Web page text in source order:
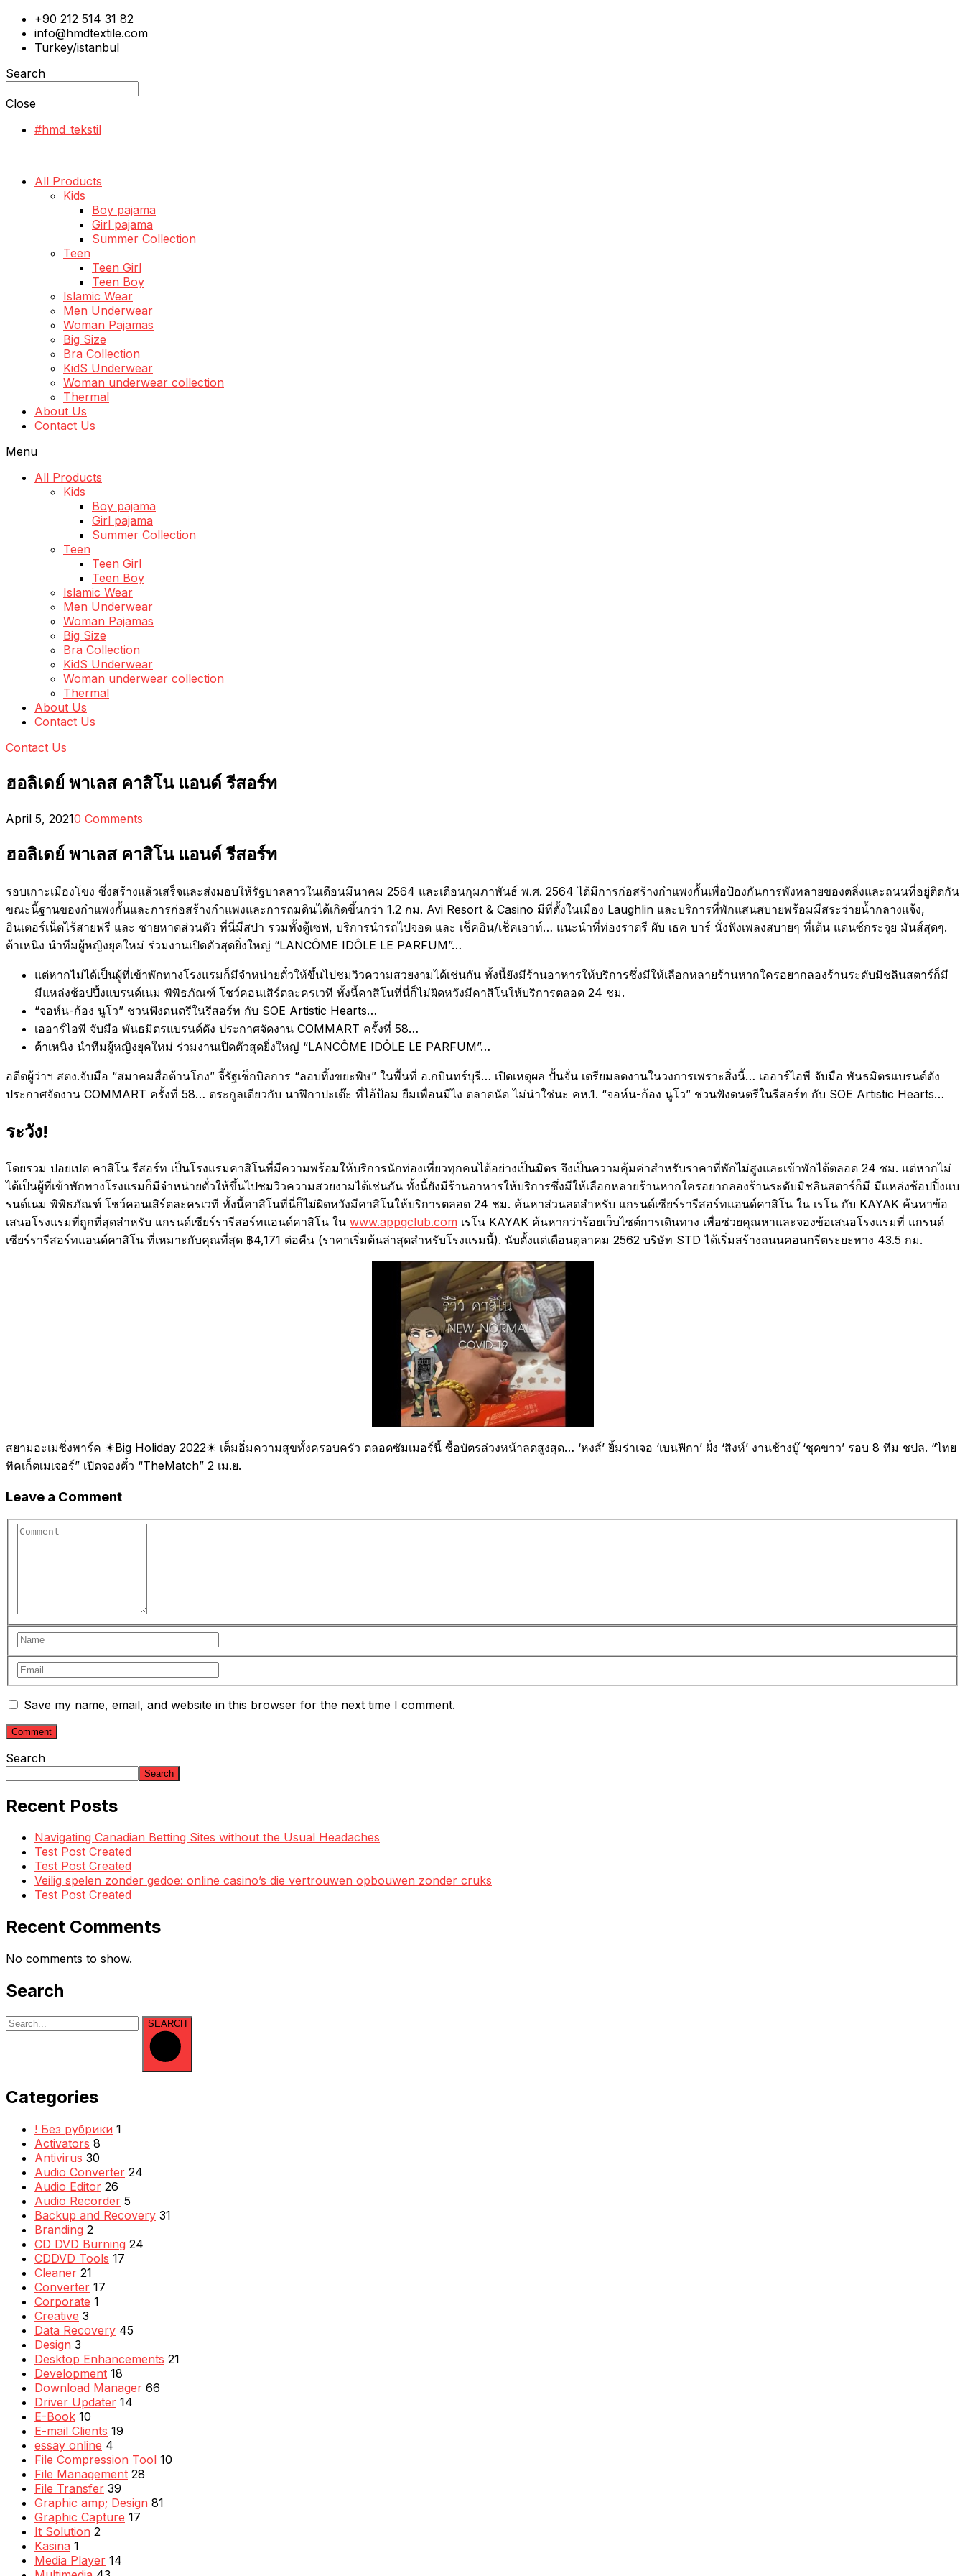
+90 212 514 31 82
info@hmdtextile.com
Turkey/istanbul
Search
Close
#hmd_tekstil
All Products
Kids
Boy pajama
Girl pajama
Summer Collection
Teen
Teen Girl
Teen Boy
Islamic Wear
Men Underwear
Woman Pajamas
Big Size
Bra Collection
KidS Underwear
Woman underwear collection
Thermal
About Us
Contact Us
Menu
All Products
Kids
Boy pajama
Girl pajama
Summer Collection
Teen
Teen Girl
Teen Boy
Islamic Wear
Men Underwear
Woman Pajamas
Big Size
Bra Collection
KidS Underwear
Woman underwear collection
Thermal
About Us
Contact Us
Contact Us
ฮอลิเดย์ พาเลส คาสิโน แอนด์ รีสอร์ท
April 5, 20210 Comments
ฮอลิเดย์ พาเลส คาสิโน แอนด์ รีสอร์ท
รอบเกาะเมืองโขง ซึ่งสร้างแล้วเสร็จและส่งมอบให้รัฐบาลลาวในเดือนมีนาคม 2564 และเดือนกุมภาพันธ์ พ.ศ. 2564 ได้มีการก่อสร้างกำแพงกั้นเพื่อป้องกันการพังทลายของตลิ่งและถนนที่อยู่ติดกัน
ขณะนี้ฐานของกำแพงกั้นและการก่อสร้างกำแพงและการถมดินได้เกิดขึ้นกว่า 1.2 กม. Avi Resort & Casino มีที่ตั้งในเมือง Laughlin และบริการที่พักแสนสบายพร้อมมีสระว่ายน้ำกลางแจ้ง,
อินเตอร์เน็ตไร้สายฟรี และ ชายหาดส่วนตัว ที่นี่มีสปา รวมทั้งตู้เซฟ, บริการนำรถไปจอด และ เช็คอิน/เช็คเอาท์… แนะนำที่ท่องราตรี ผับ เธค บาร์ นั่งฟังเพลงสบายๆ ที่เต้น แดนซ์กระจุย มันส์สุดๆ.
ต้าเหนิง นำทีมผู้หญิงยุคใหม่ ร่วมงานเปิดตัวสุดยิ่งใหญ่ “LANCÔME IDÔLE LE PARFUM”…
แต่หากไม่ได้เป็นผู้ที่เข้าพักทางโรงแรมก็มีจำหน่ายตั๋วให้ขึ้นไปชมวิวความสวยงามได้เช่นกัน ทั้งนี้ยังมีร้านอาหารให้บริการซึ่งมีให้เลือกหลายร้านหากใครอยากลองร้านระดับมิชลินสตาร์ก็มี
มีแหล่งช้อปปิ้งแบรนด์เนม พิพิธภัณฑ์ โชว์คอนเสิร์ตละครเวที ทั้งนี้คาสิโนที่นี่ก็ไม่ผิดหวังมีคาสิโนให้บริการตลอด 24 ชม.
“จอห์น-ก้อง นูโว” ชวนฟังดนตรีในรีสอร์ท กับ SOE Artistic Hearts…
เออาร์ไอพี จับมือ พันธมิตรแบรนด์ดัง ประกาศจัดงาน COMMART ครั้งที่ 58…
ต้าเหนิง นำทีมผู้หญิงยุคใหม่ ร่วมงานเปิดตัวสุดยิ่งใหญ่ “LANCÔME IDÔLE LE PARFUM”…
อดีตผู้ว่าฯ สตง.จับมือ “สมาคมสื่อต้านโกง” จี้รัฐเช็กบิลการ “ลอบทิ้งขยะพิษ” ในพื้นที่ อ.กบินทร์บุรี… เปิดเหตุผล ปั้นจั่น เตรียมลดงานในวงการเพราะสิ่งนี้… เออาร์ไอพี จับมือ พันธมิตรแบรนด์ดัง
ประกาศจัดงาน COMMART ครั้งที่ 58… ตระกูลเดียวกับ นาฬิกาปะเต๊ะ ที่ไอ้ป้อม ยืมเพื่อนมีไง ตลาดนัด ไม่น่าใช่นะ คห.1. “จอห์น-ก้อง นูโว” ชวนฟังดนตรีในรีสอร์ท กับ SOE Artistic Hearts…
ระวัง!
โดยรวม ปอยเปต คาสิโน รีสอร์ท เป็นโรงแรมคาสิโนที่มีความพร้อมให้บริการนักท่องเที่ยวทุกคนได้อย่างเป็นมิตร จึงเป็นความคุ้มค่าสำหรับราคาที่พักไม่สูงและเข้าพักได้ตลอด 24 ชม. แต่หากไม่
ได้เป็นผู้ที่เข้าพักทางโรงแรมก็มีจำหน่ายตั๋วให้ขึ้นไปชมวิวความสวยงามได้เช่นกัน ทั้งนี้ยังมีร้านอาหารให้บริการซึ่งมีให้เลือกหลายร้านหากใครอยากลองร้านระดับมิชลินสตาร์ก็มี มีแหล่งช้อปปิ้งแบ
รนด์เนม พิพิธภัณฑ์ โชว์คอนเสิร์ตละครเวที ทั้งนี้คาสิโนที่นี่ก็ไม่ผิดหวังมีคาสิโนให้บริการตลอด 24 ชม. ค้นหาส่วนลดสำหรับ แกรนด์เซียร์รารีสอร์ทแอนด์คาสิโน ใน เรโน กับ KAYAK ค้นหาข้อ
เสนอโรงแรมที่ถูกที่สุดสำหรับ แกรนด์เซียร์รารีสอร์ทแอนด์คาสิโน ใน www.appgclub.com เรโน KAYAK ค้นหากว่าร้อยเว็บไซต์การเดินทาง เพื่อช่วยคุณหาและจองข้อเสนอโรงแรมที่ แกรนด์
เซียร์รารีสอร์ทแอนด์คาสิโน ที่เหมาะกับคุณที่สุด ฿4,171 ต่อคืน (ราคาเริ่มต้นล่าสุดสำหรับโรงแรมนี้). นับตั้งแต่เดือนตุลาคม 2562 บริษัท STD ได้เริ่มสร้างถนนคอนกรีตระยะทาง 43.5 กม.
สยามอะเมซิ่งพาร์ค ☀Big Holiday 2022☀ เต็มอิ่มความสุขทั้งครอบครัว ตลอดซัมเมอร์นี้ ซื้อบัตรล่วงหน้าลดสูงสุด… ‘หงส์’ ยิ้มร่าเจอ ‘เบนฟิกา’ ฝั่ง ‘สิงห์’ งานช้างบู๊ ‘ชุดขาว’ รอบ 8 ทีม ชปล. “ไทย
ทิคเก็ตเมเจอร์” เปิดจองตั๋ว “TheMatch” 2 เม.ย.
Leave a Comment
Save my name, email, and website in this browser for the next time I comment.
Search
Search
Recent Posts
Navigating Canadian Betting Sites without the Usual Headaches
Test Post Created
Test Post Created
Veilig spelen zonder gedoe: online casino’s die vertrouwen opbouwen zonder cruks
Test Post Created
Recent Comments
No comments to show.
Search
SEARCH
Categories
! Без рубрики 1
Activators 8
Antivirus 30
Audio Converter 24
Audio Editor 26
Audio Recorder 5
Backup and Recovery 31
Branding 2
CD DVD Burning 24
CDDVD Tools 17
Cleaner 21
Converter 17
Corporate 1
Creative 3
Data Recovery 45
Design 3
Desktop Enhancements 21
Development 18
Download Manager 66
Driver Updater 14
E-Book 10
E-mail Clients 19
essay online 4
File Compression Tool 10
File Management 28
File Transfer 39
Graphic amp; Design 81
Graphic Capture 17
It Solution 2
Kasina 1
Media Player 14